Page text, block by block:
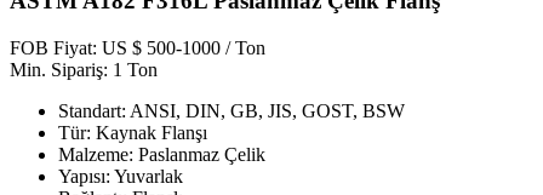
FOB Fiyat: US $ 500-1000 / Ton
Min. Sipariş: 1 Ton
Standart: ANSI, DIN, GB, JIS, GOST, BSW
Tür: Kaynak Flanşı
Malzeme: Paslanmaz Çelik
Yapısı: Yuvarlak